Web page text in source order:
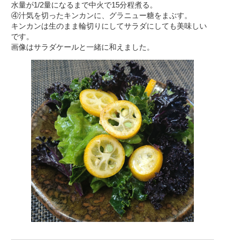
水量が1/2量になるまで中火で15分程煮る。
④汁気を切ったキンカンに、グラニュー糖をまぶす。
キンカンは生のまま輪切りにしてサラダにしても美味しい
です。
画像はサラダケールと一緒に和えました。